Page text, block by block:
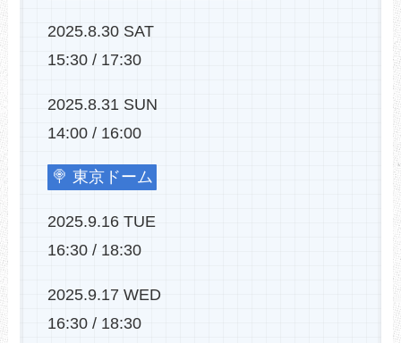
2025.8.30 SAT
15:30 / 17:30
2025.8.31 SUN
14:00 / 16:00
🍭 東京ドーム
2025.9.16 TUE
16:30 / 18:30
2025.9.17 WED
16:30 / 18:30